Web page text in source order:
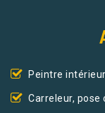
Peintre
Carreleur, pose